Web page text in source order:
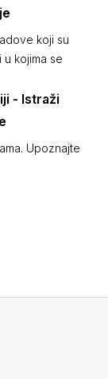
koji su
kojima se
- Istraži
Upoznajte